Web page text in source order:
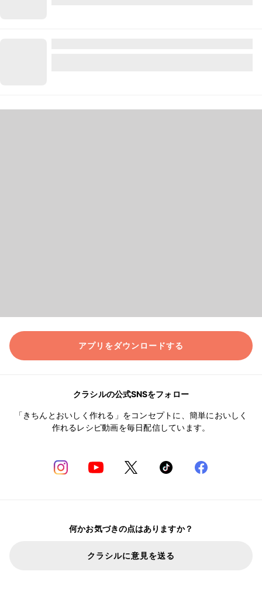
アプリをダウンロードする
クラシルの公式SNSをフォロー
「きちんとおいしく作れる」をコンセプトに、簡単においしく
作れるレシピ動画を毎日配信しています。
何かお気づきの点はありますか？
クラシルに意見を送る